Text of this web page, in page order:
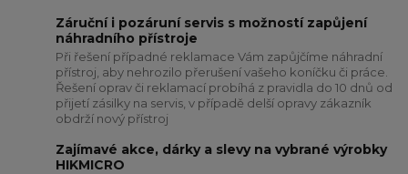
Záruční i pozáruní servis s možností zapůjení
náhradního přístroje
Při řešení případné reklamace Vám zapůjčíme náhradní
přístroj, aby nehrozilo přerušení vašeho koníčku či práce.
Řešení oprav či reklamací probíhá z pravidla do 10 dnů od
přijetí zásilky na servis, v případě delší opravy zákazník
obdrží nový přístroj
Zajímavé akce, dárky a slevy na vybrané výrobky
HIKMICRO